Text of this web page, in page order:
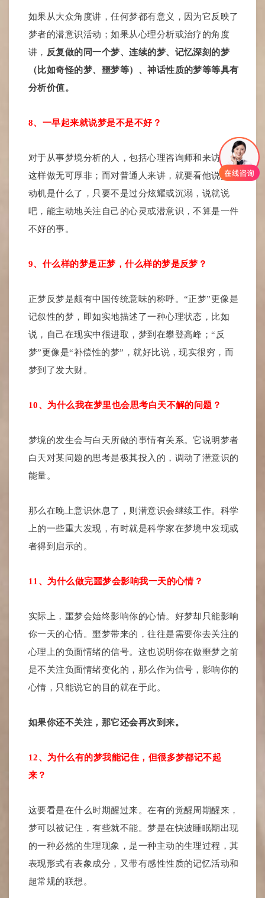
如果从大众角度讲，任何梦都有意义，因为它反映了
梦者的潜意识活动；如果从心理分析或治疗的角度
讲， 反复做的同一个梦、连续的梦、记忆深刻的梦
（比如奇怪的梦、噩梦等）、神话性质的梦等等具有
分析价值。
8、一早起来就说梦是不是不好？
对于从事梦境分析的人，包括心理咨询师和来访者，
这样做无可厚非；而对普通人来讲，就要看他说梦的
动机是什么了，只要不是过分炫耀或沉溺，说就说
吧，能主动地关注自己的心灵或潜意识，不算是一件
不好的事。
9、什么样的梦是正梦，什么样的梦是反梦？
正梦反梦是颇有中国传统意味的称呼。“正梦”更像是
记叙性的梦，即如实地描述了一种心理状态，比如
说，自己在现实中很进取，梦到在攀登高峰；“反
梦”更像是“补偿性的梦”，就好比说，现实很穷，而
梦到了发大财。
10、为什么我在梦里也会思考白天不解的问题？
梦境的发生会与白天所做的事情有关系。它说明梦者
白天对某问题的思考是极其投入的，调动了潜意识的
能量。
那么在晚上意识休息了，则潜意识会继续工作。科学
上的一些重大发现，有时就是科学家在梦境中发现或
者得到启示的。
11、为什么做完噩梦会影响我一天的心情？
实际上，噩梦会始终影响你的心情。好梦却只能影响
你一天的心情。噩梦带来的，往往是需要你去关注的
心理上的负面情绪的信号。这也说明你在做噩梦之前
是不关注负面情绪变化的，那么作为信号，影响你的
心情，只能说它的目的就在于此。
如果你还不关注，那它还会再次到来。
12、为什么有的梦我能记住，但很多梦都记不起
来？
这要看是在什么时期醒过来。在有的觉醒周期醒来，
梦可以被记住，有些就不能。梦是在快波睡眠期出现
的一种必然的生理现象，是一种主动的生理过程，其
表现形式有表象成分，又带有感性性质的记忆活动和
超常规的联想。